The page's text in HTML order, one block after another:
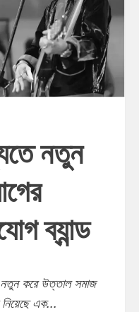
নতুন
ব্যান্ড
নতুন করে উত্তাল সমাজ
এক...